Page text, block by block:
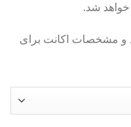
خواهد شد.
و مشخصات اکانت برای